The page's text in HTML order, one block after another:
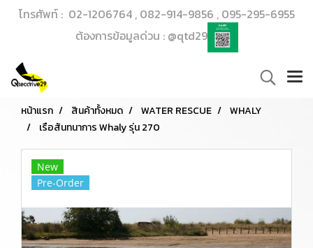
โทรศัพท์ : 02-1206764 , 082-914-9856 , 095-295-6955
ต้องการข้อมูลด่วน : @qtd29
หน้าแรก สินค้าทั้งหมด WATER RESCUE
WHALY
เรือสันทนาการ Whaly รุ่น 270
New
Pre-Order